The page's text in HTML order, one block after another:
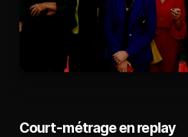
Court-métrage en replay